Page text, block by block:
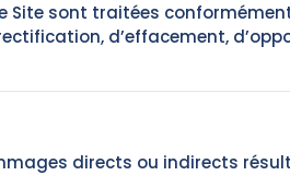
Site sont traitées
d’effacement,
directs ou indirects